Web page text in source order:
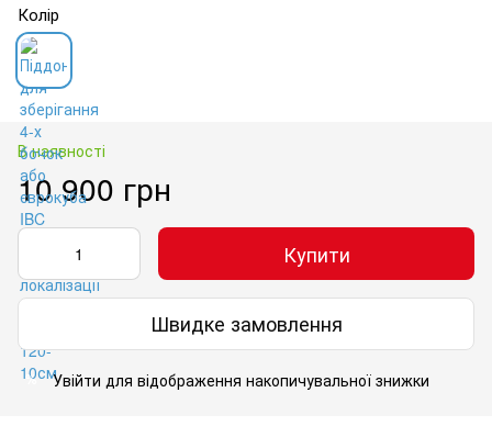
Колір
В наявності
10 900 грн
Купити
Швидке замовлення
% Увійти для відображення накопичувальної знижки